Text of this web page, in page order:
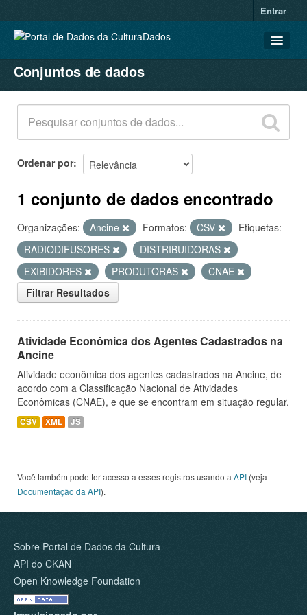
Entrar
CONJUNTOS DE DADOS
ORGANIZAÇÕES
GRUPOS
SOBRE
Conjuntos de dados
Ordenar por
1 conjunto de dados encontrado
Organizações: Ancine Formatos: CSV
Etiquetas:
RADIODIFUSORES
DISTRIBUIDORAS
EXIBIDORES
PRODUTORAS
CNAE
Filtrar Resultados
Atividade Econômica dos Agentes Cadastrados na
Ancine
Atividade econômica dos agentes cadastrados na Ancine, de
acordo com a Classificação Nacional de Atividades
Econômicas (CNAE), e que se encontram em situação regular.
CSV XML JS
Você também pode ter acesso a esses registros usando a API (veja
Documentação da API).
Sobre Portal de Dados da Cultura
API do CKAN
Open Knowledge Foundation